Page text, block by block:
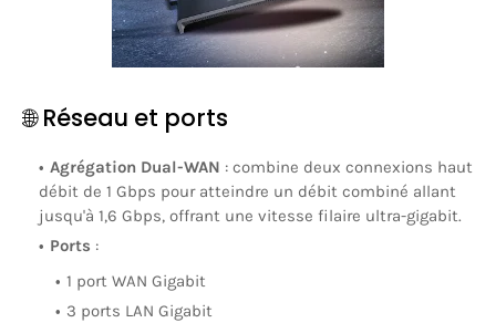
🌐 Réseau et ports
Agrégation Dual-WAN : combine deux connexions haut
débit de 1 Gbps pour atteindre un débit combiné allant
jusqu'à 1,6 Gbps, offrant une vitesse filaire ultra-gigabit.
Ports :
1 port WAN Gigabit
3 ports LAN Gigabit